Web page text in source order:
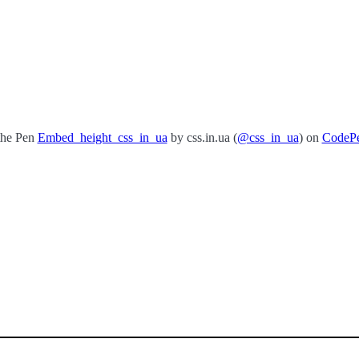
Pen Embed_height_css_in_uaby css.in.ua (@css_in_ua) on